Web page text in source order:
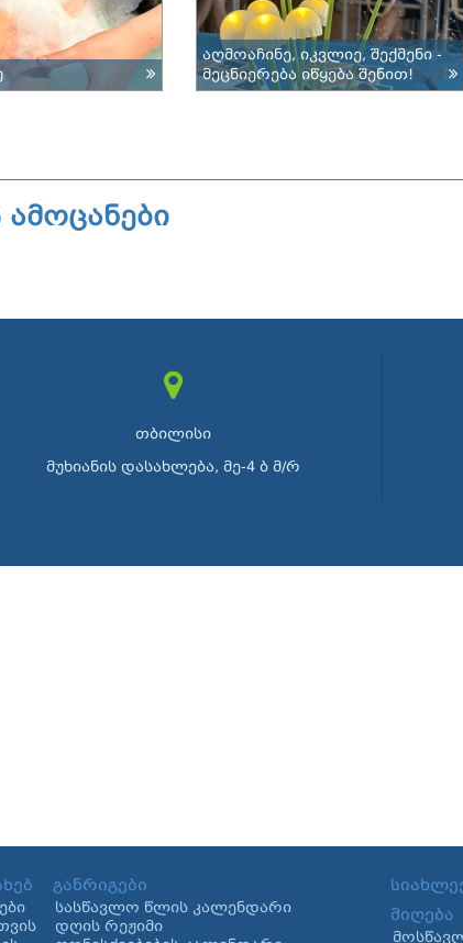
აღმოაჩინე, იკვლიე, შექმენი -
მეცნიერება იწყება შენით!
ამოცანები
თბილისი
მუხიანის დასახლება, მე-4 ბ მ/რ
განრიგები
სასწავლო წლის კალენდარი
დღის რეჟიმი
მიღება